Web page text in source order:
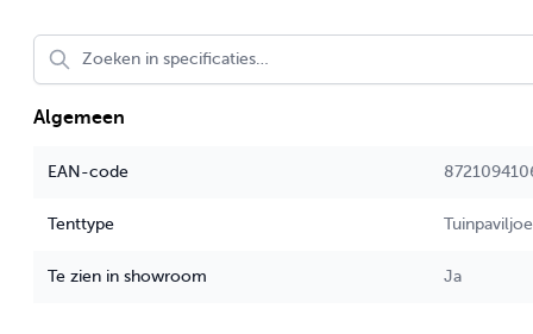
Algemeen
EAN-code
Tenttype
Te zien in showroom Ja